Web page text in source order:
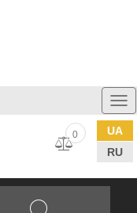
UA
RU
0